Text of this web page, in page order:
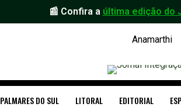
📰 Confira a última edição do
PALMARES DO SUL LITORAL EDITORIAL